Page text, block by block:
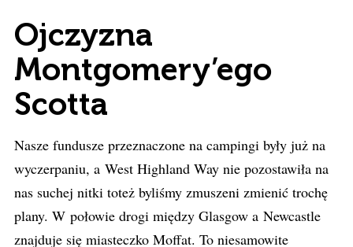
Ojczyzna
Montgomery’ego
Scotta
Nasze fundusze przeznaczone na campingi były już na
wyczerpaniu, a West Highland Way nie pozostawiła na
nas suchej nitki toteż byliśmy zmuszeni zmienić trochę
plany. W połowie drogi między Glasgow a Newcastle
znajduje się miasteczko Moffat. To niesamowite